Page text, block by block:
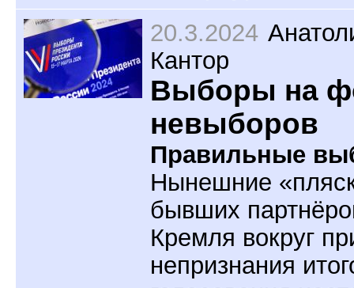
20.3.2024
Кантор
Выборы на
невыборов
Правильные
Нынешние
бывших
Кремля вокруг
непризнания